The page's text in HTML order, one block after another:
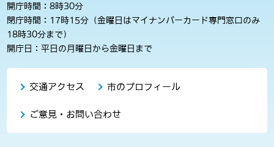
開庁時間：8時30分
閉庁時間：17時15分（金曜日はマイナンバーカード専門窓口のみ
18時30分まで）
開庁日：平日の月曜日から金曜日まで
交通アクセス 市のプロフィール
ご意見・お問い合わせ